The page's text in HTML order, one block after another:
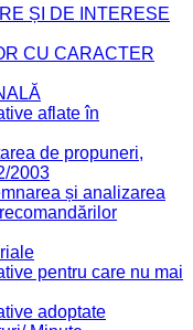
ȘI DE INTERESE
CU CARACTER
aflate în
de propuneri,
2003
și analizarea
pentru care nu mai
adoptate